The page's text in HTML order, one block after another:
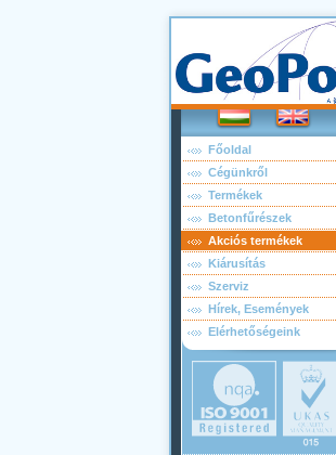
Főoldal
Cégünkről
Termékek
Betonfűrészek
Akciós termékek
Kiárusítás
Szerviz
Hírek, Események
Elérhetőségeink